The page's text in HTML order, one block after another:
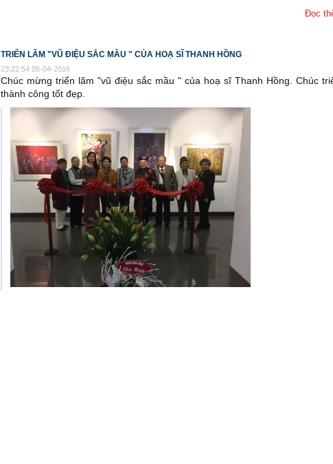
Đọc
TRIỂN LÃM "VŨ ĐIỆU SẮC MẦU " CỦA HOẠ SĨ THANH HỒNG
23:22:54 05-04-2016
Chúc mừng triển lãm "vũ điệu sắc mầu " của hoạ sĩ Thanh Hồng. Chúc
thành công tốt đẹp.